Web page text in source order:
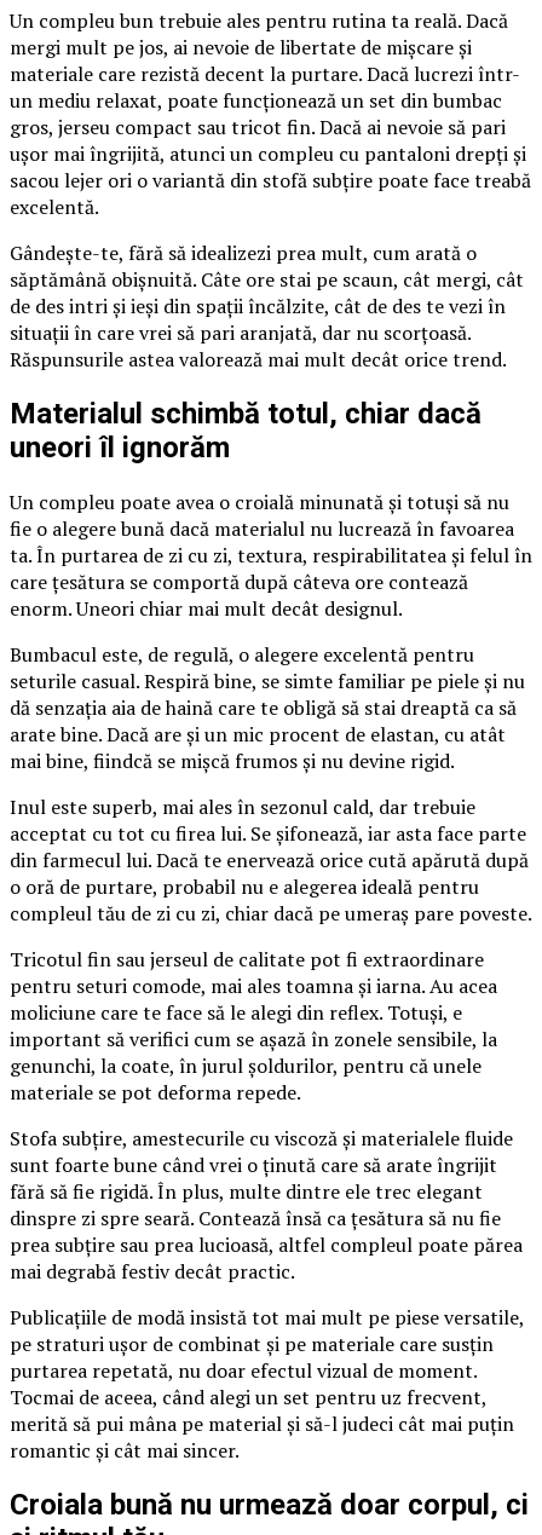
Un compleu bun trebuie ales pentru rutina ta reală. Dacă
mergi mult pe jos, ai nevoie de libertate de mișcare și
materiale care rezistă decent la purtare. Dacă lucrezi într-
un mediu relaxat, poate funcționează un set din bumbac
gros, jerseu compact sau tricot fin. Dacă ai nevoie să pari
ușor mai îngrijită, atunci un compleu cu pantaloni drepți și
sacou lejer ori o variantă din stofă subțire poate face treabă
excelentă.
Gândește-te, fără să idealizezi prea mult, cum arată o
săptămână obișnuită. Câte ore stai pe scaun, cât mergi, cât
de des intri și ieși din spații încălzite, cât de des te vezi în
situații în care vrei să pari aranjată, dar nu scorțoasă.
Răspunsurile astea valorează mai mult decât orice trend.
Materialul schimbă totul, chiar dacă
uneori îl ignorăm
Un compleu poate avea o croială minunată și totuși să nu
fie o alegere bună dacă materialul nu lucrează în favoarea
ta. În purtarea de zi cu zi, textura, respirabilitatea și felul în
care țesătura se comportă după câteva ore contează
enorm. Uneori chiar mai mult decât designul.
Bumbacul este, de regulă, o alegere excelentă pentru
seturile casual. Respiră bine, se simte familiar pe piele și nu
dă senzația aia de haină care te obligă să stai dreaptă ca să
arate bine. Dacă are și un mic procent de elastan, cu atât
mai bine, fiindcă se mișcă frumos și nu devine rigid.
Inul este superb, mai ales în sezonul cald, dar trebuie
acceptat cu tot cu firea lui. Se șifonează, iar asta face parte
din farmecul lui. Dacă te enervează orice cută apărută după
o oră de purtare, probabil nu e alegerea ideală pentru
compleul tău de zi cu zi, chiar dacă pe umeraș pare poveste.
Tricotul fin sau jerseul de calitate pot fi extraordinare
pentru seturi comode, mai ales toamna și iarna. Au acea
moliciune care te face să le alegi din reflex. Totuși, e
important să verifici cum se așază în zonele sensibile, la
genunchi, la coate, în jurul șoldurilor, pentru că unele
materiale se pot deforma repede.
Stofa subțire, amestecurile cu viscoză și materialele fluide
sunt foarte bune când vrei o ținută care să arate îngrijit
fără să fie rigidă. În plus, multe dintre ele trec elegant
dinspre zi spre seară. Contează însă ca țesătura să nu fie
prea subțire sau prea lucioasă, altfel compleul poate părea
mai degrabă festiv decât practic.
Publicațiile de modă insistă tot mai mult pe piese versatile,
pe straturi ușor de combinat și pe materiale care susțin
purtarea repetată, nu doar efectul vizual de moment.
Tocmai de aceea, când alegi un set pentru uz frecvent,
merită să pui mâna pe material și să-l judeci cât mai puțin
romantic și cât mai sincer.
Croiala bună nu urmează doar corpul, ci